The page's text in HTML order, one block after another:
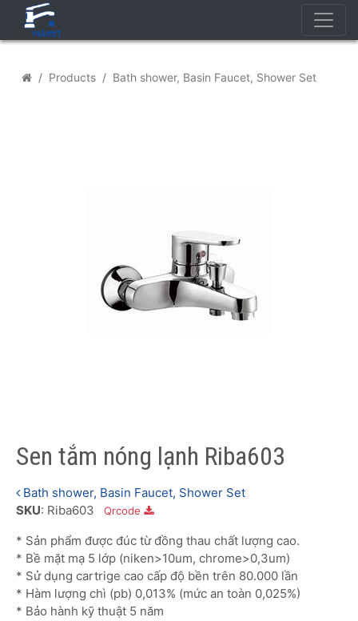
Trang chủ
Products Bath shower, Basin Faucet, Shower Set
Sen tắm nóng lạnh Riba603
Bath shower, Basin Faucet, Shower Set
SKU: Riba603 Qrcode
* Sản phẩm được đúc từ đồng thau chất lượng cao.
* Bề mặt mạ 5 lớp (niken>10um, chrome>0,3um)
* Sử dụng cartrige cao cấp độ bền trên 80.000 lần
* Hàm lượng chì (pb) 0,013% (mức an toàn 0,025%)
* Bảo hành kỹ thuật 5 năm